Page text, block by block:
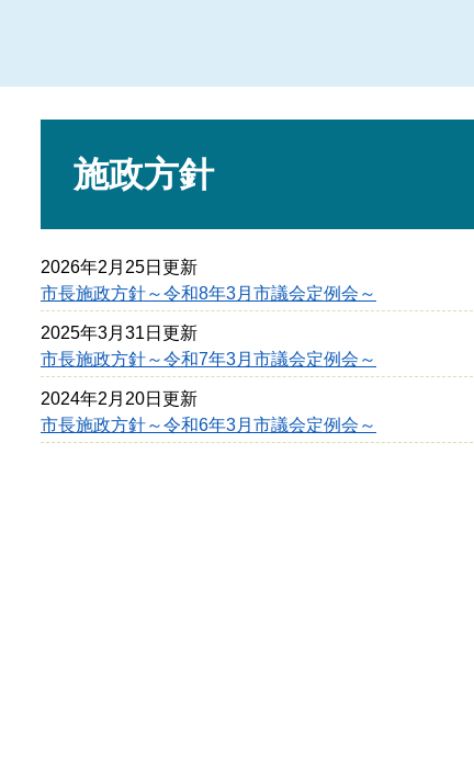
施政方針
2026年2月25日更新
市長施政方針～令和8年3月市議会定例会～
2025年3月31日更新
市長施政方針～令和7年3月市議会定例会～
2024年2月20日更新
市長施政方針～令和6年3月市議会定例会～